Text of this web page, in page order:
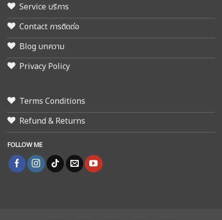
Service บริการ
Contact การติดต่อ
Blog บทความ
Privacy Policy
Terms Conditions
Refund & Returns
FOLLOW ME